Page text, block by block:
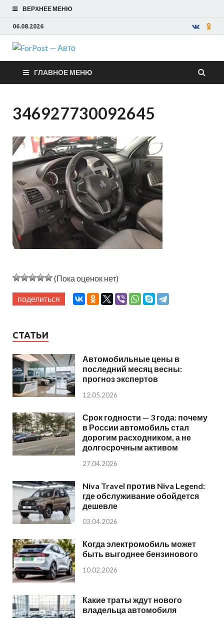
ВЕРХНЕЕ МЕНЮ
06.08.2026
ForPost —
Авто
ГЛАВНОЕ МЕНЮ
346927730092645
(Пока оценок нет)
поделиться
СТАТЬИ
Автомобильные цены в
последний месяц весны:
прогноз экспертов
12.05.2026
Срок годности — 3 года: почему
в России автомобиль стал
дорогим расходником, а не
долгосрочным активом
27.04.2026
Niva Travel против Niva Legend:
где обслуживание обойдется
дешевле
03.04.2026
Когда электромобиль может
быть выгоднее бензинового
10.02.2026
Какие траты ждут нового
владельца автомобиля